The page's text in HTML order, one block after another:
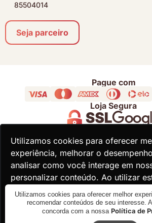
Utilizamos cookies para oferecer
experiência, melhorar o
analisar como você interage em
personalizar conteúdo. Ao utilizar
você concorda com o uso de
Utilizamos cookies para oferecer
experiência, melhorar o
analisar como você interage em
personalizar conteúdo. Ao utilizar
você concorda com o uso de
85504014
Seja parceiro
Pague com
Loja Segura
Acompanhe
© 2000 - 2026 - Divina Haus - CNPJ:
Utilizamos cookies para oferecer melhor
recomendar conteúdos de seu interesse.
concorda com a nossa Política de